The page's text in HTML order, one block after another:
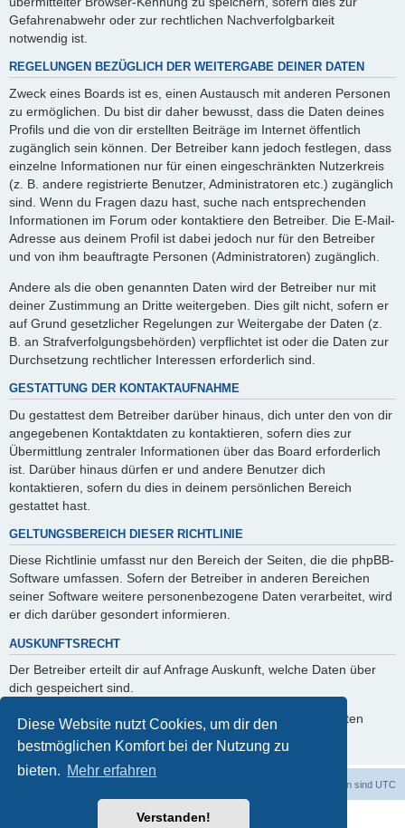
Diese Website nutzt Cookies, um dir den
bestmöglichen Komfort bei der Nutzung zu
bieten. Mehr erfahren
Verstanden!
Gefahrenabwehr oder zur rechtlichen Nachverfolgbarkeit
notwendig ist.
REGELUNGEN BEZÜGLICH DER WEITERGABE DEINER DATEN
Zweck eines Boards ist es, einen Austausch mit anderen Personen
zu ermöglichen. Du bist dir daher bewusst, dass die Daten deines
Profils und die von dir erstellten Beiträge im Internet öffentlich
zugänglich sein können. Der Betreiber kann jedoch festlegen, dass
einzelne Informationen nur für einen eingeschränkten Nutzerkreis
(z. B. andere registrierte Benutzer, Administratoren etc.) zugänglich
sind. Wenn du Fragen dazu hast, suche nach entsprechenden
Informationen im Forum oder kontaktiere den Betreiber. Die E-Mail-
Adresse aus deinem Profil ist dabei jedoch nur für den Betreiber
und von ihm beauftragte Personen (Administratoren) zugänglich.
Andere als die oben genannten Daten wird der Betreiber nur mit
deiner Zustimmung an Dritte weitergeben. Dies gilt nicht, sofern er
auf Grund gesetzlicher Regelungen zur Weitergabe der Daten (z.
B. an Strafverfolgungsbehörden) verpflichtet ist oder die Daten zur
Durchsetzung rechtlicher Interessen erforderlich sind.
GESTATTUNG DER KONTAKTAUFNAHME
Du gestattest dem Betreiber darüber hinaus, dich unter den von dir
angegebenen Kontaktdaten zu kontaktieren, sofern dies zur
Übermittlung zentraler Informationen über das Board erforderlich
ist. Darüber hinaus dürfen er und andere Benutzer dich
kontaktieren, sofern du dies in deinem persönlichen Bereich
gestattet hast.
GELTUNGSBEREICH DIESER RICHTLINIE
Diese Richtlinie umfasst nur den Bereich der Seiten, die die phpBB-
Software umfassen. Sofern der Betreiber in anderen Bereichen
seiner Software weitere personenbezogene Daten verarbeitet, wird
er dich darüber gesondert informieren.
AUSKUNFTSRECHT
Der Betreiber erteilt dir auf Anfrage Auskunft, welche Daten über
dich gespeichert sind.
Du kannst jederzeit die Löschung bzw. Sperrung deiner Daten
verlangen. Kontaktiere hierzu bitte den Betreiber.
Alle Zeiten sind UTC
Powered byphpBB® Forum Software © phpBB Limited